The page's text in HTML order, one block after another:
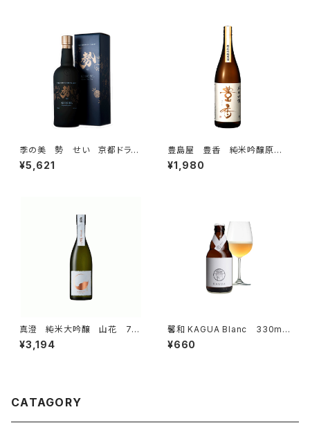
季の美 勢 せい 京都ドライ
ジン 700ml 京都蒸溜所
クラフト ジン 箱付き
¥5,621
豊島屋 豊香 純米吟醸原酒
火入 日本酒 720ml
¥1,980
真澄 純米大吟醸 山花 72
0ml 日本酒 純米酒 長野県
信州 4合瓶 宮坂醸造 箱
¥3,194
馨和 KAGUA Blanc 330ml
クラフトビール 和のビー
ル カグア
¥660
CATAGORY